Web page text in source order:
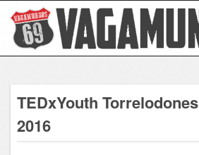
TEDxYouth Torrelodones
2016